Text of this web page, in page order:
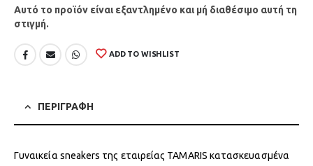
Αυτό το προϊόν είναι εξαντλημένο και μή διαθέσιμο αυτή τη
στιγμή.
ADD TO WISHLIST
ΠΕΡΙΓΡΑΦΗ
Γυναικεία sneakers της εταιρείας TAMARIS κατασκευασμένα